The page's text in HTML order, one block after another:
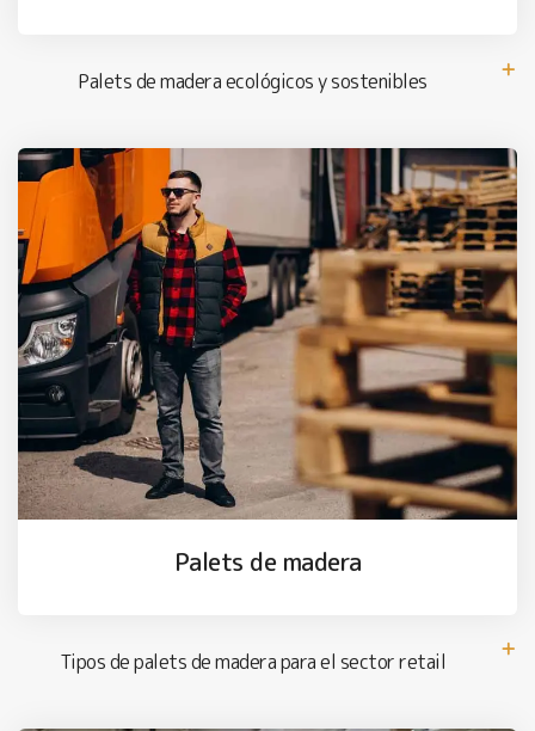
Palets de madera ecológicos y sostenibles
Palets de madera
Tipos de palets de madera para el sector retail